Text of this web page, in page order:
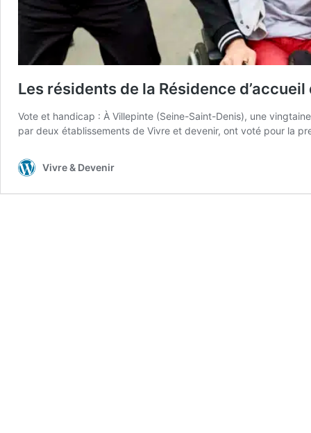
Les résidents de la Résidence
Vote et handicap : À Villepinte (Seine-Saint-Denis), une
par deux établissements de Vivre et devenir, ont voté pour la
Vivre & Devenir